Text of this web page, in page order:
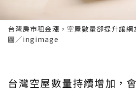
台灣房市租金漲，空屋數量卻提升讓
圖／ingimage
台灣空屋數量持續增加，